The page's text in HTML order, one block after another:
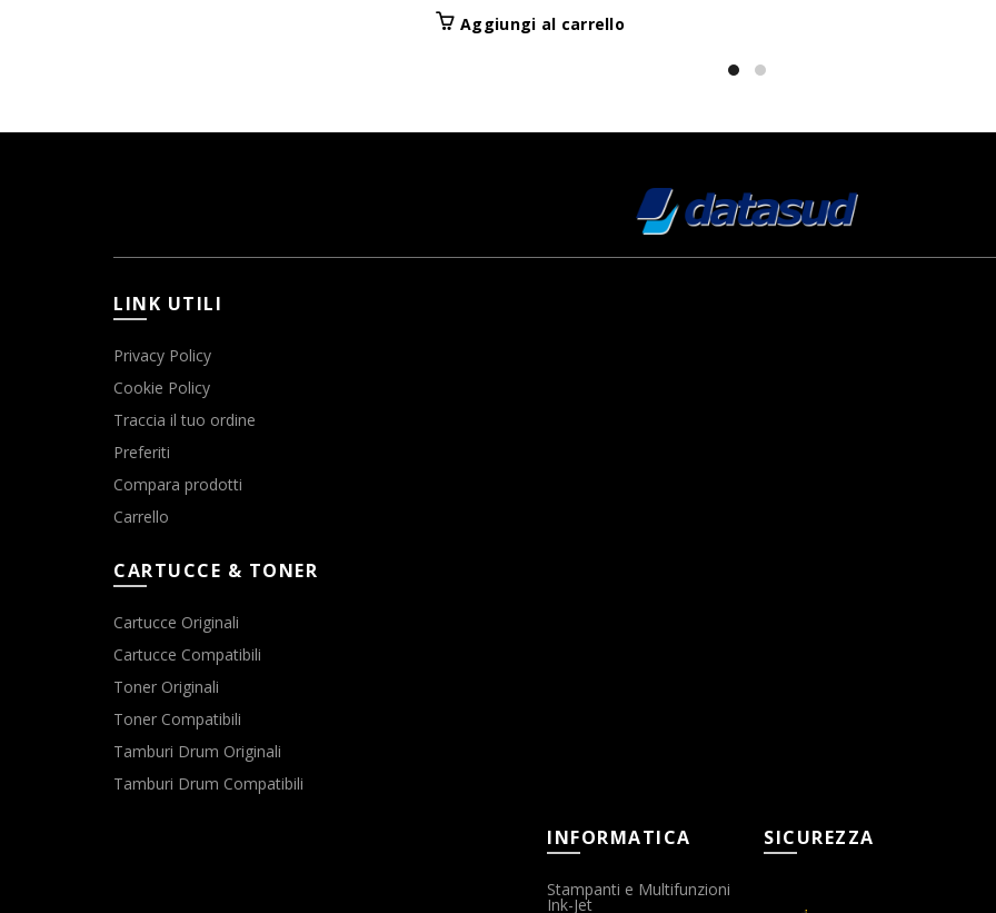
Aggiungi al carrello
LINK UTILI
Privacy Policy
Cookie Policy
Traccia il tuo ordine
Preferiti
Compara prodotti
Carrello
CARTUCCE & TONER
Cartucce Originali
Cartucce Compatibili
Toner Originali
Toner Compatibili
Tamburi Drum Originali
Tamburi Drum Compatibili
INFORMATICA
Stampanti e Multifunzioni
Ink-Jet
SICUREZZA